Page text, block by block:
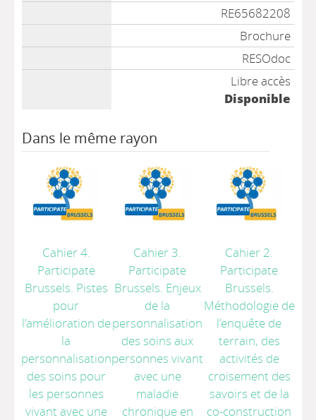
RE65682208
Brochure
RESOdoc
Libre accès
Disponible
Dans le même rayon
Cahier 4.
Participate
Brussels. Pistes
pour
l’amélioration de
la
personnalisation
des soins pour
les personnes
vivant avec une
Cahier 3.
Participate
Brussels. Enjeux
de la
personnalisation
des soins aux
personnes vivant
avec une
maladie
chronique en
Cahier 2.
Participate
Brussels.
Méthodologie de
l’enquête de
terrain, des
activités de
croisement des
savoirs et de la
co-construction